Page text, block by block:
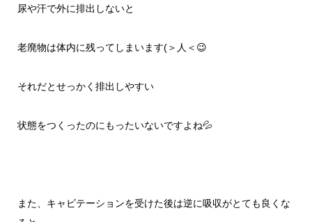
尿や汗で外に排出しないと
老廃物は体内に残ってしまいます(＞人＜ 😉
それだとせっかく排出しやすい
状態をつくったのに もったいないですよね💦
また、キャビテーションを受けた後は逆に吸収がとても良くな